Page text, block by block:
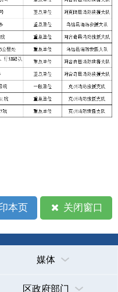
号
关于我们